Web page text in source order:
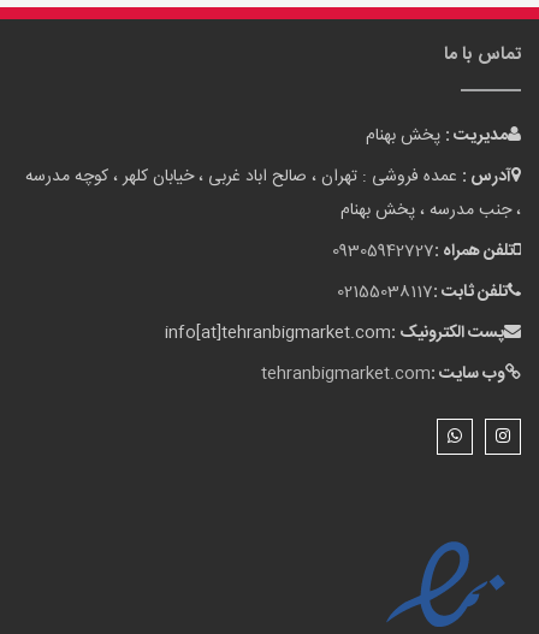
تماس با ما
مدیریت : پخش بهنام
آدرس : عمده فروشی : تهران ، صالح اباد غربی ، خیابان کلهر ، کوچه مدرسه
، جنب مدرسه ، پخش بهنام
تلفن همراه :09305942727
تلفن ثابت :02155038117
پست الکترونیک :info[at]tehranbigmarket.com
وب سایت :tehranbigmarket.com